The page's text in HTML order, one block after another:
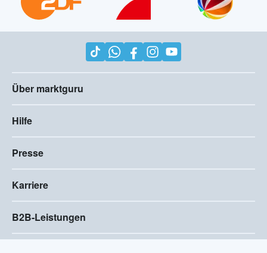
Über marktguru
Hilfe
Presse
Karriere
B2B-Leistungen